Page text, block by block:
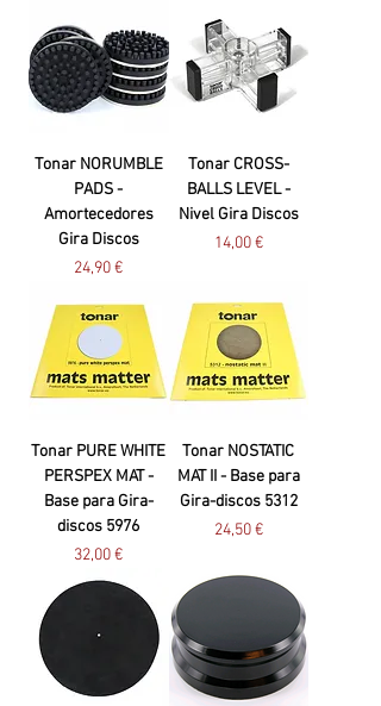
Tonar NORUMBLE
PADS -
Amortecedores
Gira Discos
Preço
24,90 €
Tonar CROSS-
BALLS LEVEL -
Nivel Gira Discos
Preço
14,00 €
Tonar PURE WHITE
PERSPEX MAT -
Base para Gira-
discos 5976
Preço
32,00 €
Tonar NOSTATIC
MAT II - Base para
Gira-discos 5312
Preço
24,50 €